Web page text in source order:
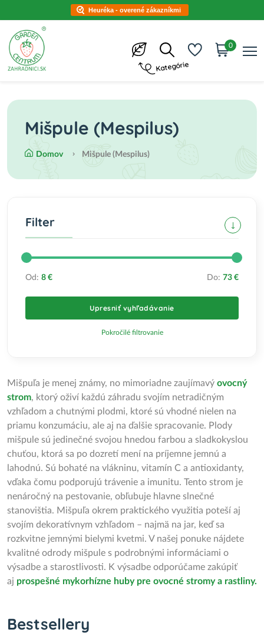
Heuréka - overené zákazníkmi
Kategórie
0
Mišpule (Mespilus)
Domov Mišpule (Mespilus)
Filter
Od: 8 € Do: 73 €
Upresniť vyhľadávanie
Pokročilé filtrovanie
Mišpuľa je menej známy, no mimoriadne zaujímavý ovocný
strom, ktorý oživí každú záhradu svojím netradičným
vzhľadom a chutnými plodmi, ktoré sú vhodné nielen na
priamu konzumáciu, ale aj na ďalšie spracovanie. Plody
mišpule sú jedinečné svojou hnedou farbou a sladkokyslou
chuťou, ktorá sa po dozretí mení na príjemne jemnú a
lahodnú. Sú bohaté na vlákninu, vitamín C a antioxidanty,
vďaka čomu podporujú trávenie a imunitu. Tento strom je
nenáročný na pestovanie, obľubuje hlavne slnečné
stanovištia. Mišpuľa okrem praktického využitia poteší aj
svojím dekoratívnym vzhľadom – najmä na jar, keď sa
rozkvitne jemnými bielymi kvetmi. V našej ponuke nájdete
kvalitné odrody mišpule s podrobnými informáciami o
výsadbe a starostlivosti. K výsadbe odporúčame zakúpiť
aj prospešné mykorhízne huby pre ovocné stromy a rastliny.
Bestsellery